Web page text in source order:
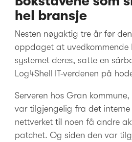
hel bransje
Nesten nøyaktig tre år før
oppdaget at uvedkommende
systemet deres, satte en
Log4Shell IT-verdenen på
Serveren hos Gran
var tilgjengelig fra det
nettverket til noen få andre
patchet. Og siden den var